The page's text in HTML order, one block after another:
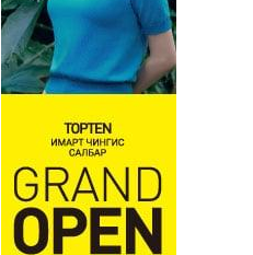
Үер усны аюулаас сэргийлж,
байдлын газрын 162 алба хаагч үүрэг
байна
2026 оны 7 сар 15 / 11 цаг 07 минут
Үндэсний их сурын харваанд 850
мэргэнээ сорьж байна
2026 оны 7 сар 15 / 11 цаг 03 минут
Төв цэнгэлдэхийн эргэн тойронд
2026 оны 7 сар 15 / 10 цаг 58 минут